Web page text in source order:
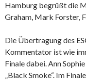
Hamburg begrüßt die
Graham, Mark Forster,
Die Übertragung des
Kommentator ist wie
Finale dabei. Ann
„Black Smoke“. Im